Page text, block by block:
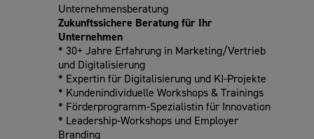
Unternehmensberatung
Zukunftssichere Beratung für Ihr
Unternehmen
* 30+ Jahre Erfahrung in Marketing/Vertrieb
und Digitalisierung
* Expertin für Digitalisierung und KI-Projekte
* Kundenindividuelle Workshops & Trainings
* Förderprogramm-Spezialistin für Innovation
* Leadership-Workshops und Employer
Branding